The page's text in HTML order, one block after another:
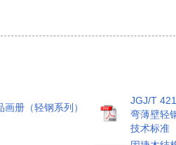
册（轻钢系列）
JGJ/T
弯薄壁轻
技术标准